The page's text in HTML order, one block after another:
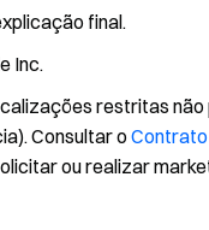
final.
Inc.
restritas
Consultar o
ou realizar